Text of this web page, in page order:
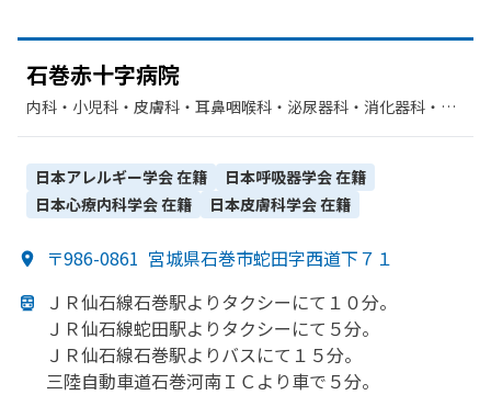
石巻赤十字病院
内科・​小児科・​皮膚科・​耳鼻咽喉科・​泌尿器科・​消化器科・​呼
外科・​小児外科・​産婦人科・​眼科・​リハビリテーション・​歯科
口腔外科・​麻酔科・​呼吸器外科・​歯科・​救急科・​乳腺外科・​感
染症内科・​放射線科・​臨床検査・病理診断
日本アレルギー学会在籍 日本呼吸器学会在籍
日本心療内科学会在籍 日本皮膚科学会在籍
〒986-0861 宮城県石巻市蛇田字西道下７１
ＪＲ仙石線石巻駅よりタクシーにて １０分。
ＪＲ仙石線蛇田駅よりタクシーにて５分。
ＪＲ仙石線石巻駅よりバスにて １５分。
三陸自動車道石巻河南ＩＣより車で ５分。